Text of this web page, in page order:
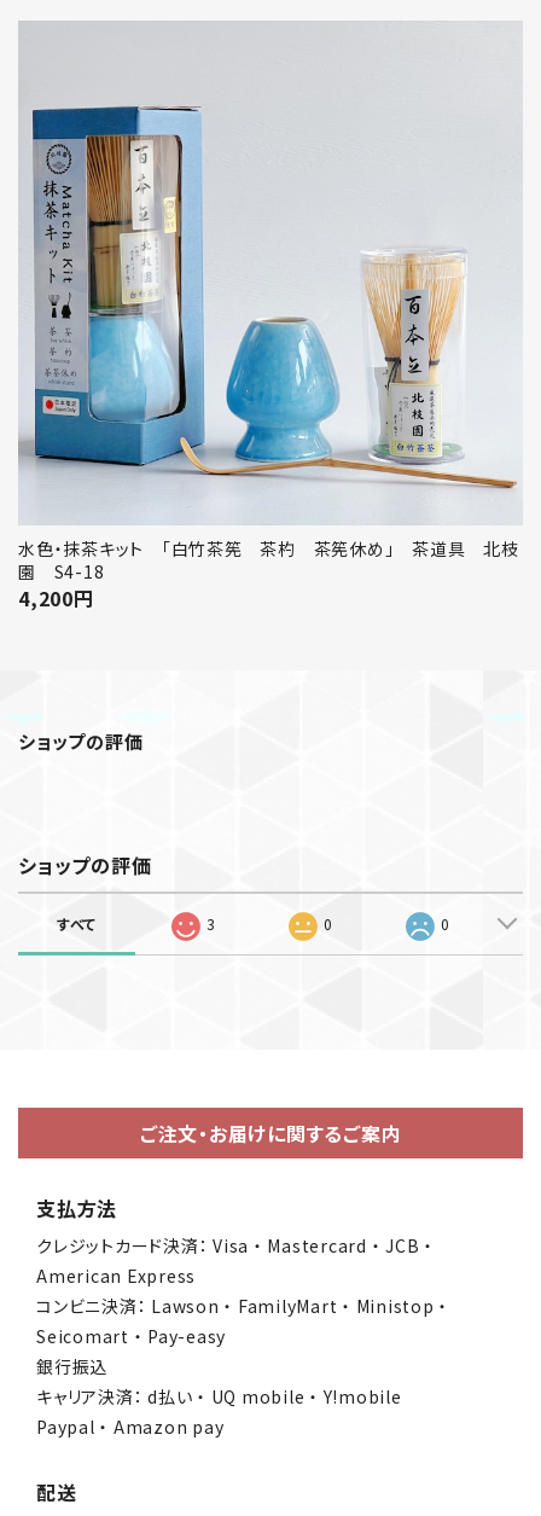
水色・抹茶キット 「白竹茶筅 茶杓 茶筅休め」 茶道具 北枝
園 S4-18
4,200円
ショップの評価
ショップの評価
すべて 3 0 0
ご注文・お届けに関するご案内
支払方法
クレジットカード決済： Visa ・ Mastercard ・ JCB ・
American Express
コンビニ決済： Lawson ・ FamilyMart ・ Ministop ・
Seicomart ・ Pay-easy
銀行振込
キャリア決済： d払い ・ UQ mobile ・ Y!mobile
Paypal ・ Amazon pay
配送